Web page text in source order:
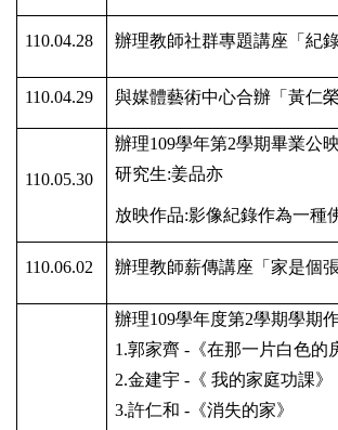
110.04.28 辦理教師社群專題講座「紀
110.04.29 與媒體藝術中心合辦「黃仁
110.05.30
辦理109學年第2學期畢業公
研究生:姜品亦
放映作品:影像紀錄作為一種
110.06.02 辦理教師薪傳講座「家是個
辦理109學年度第2學期學期
1.郭家齊 - 《在那一片白色的
2.金建宇 - 《 我的家庭功課》
3.許仁和 - 《消失的家》